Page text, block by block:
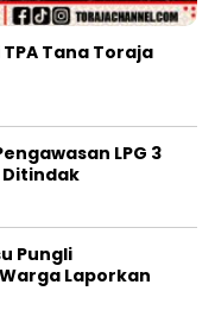
Tana Toraja
LPG 3
Ditindak
Pungli
Laporkan